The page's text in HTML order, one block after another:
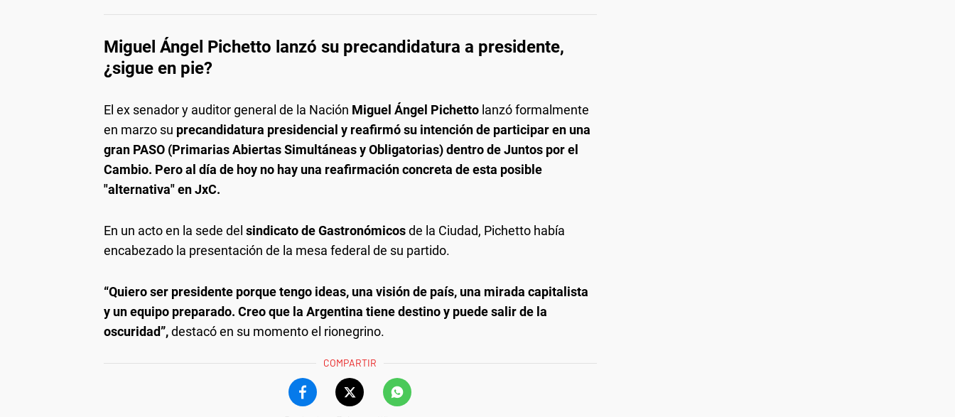
Miguel Ángel Pichetto lanzó su precandidatura a presidente,
¿sigue en pie?
El ex senador y auditor general de la Nación Miguel Ángel Pichetto lanzó formalmente
en marzo su precandidatura presidencial y reafirmó su intención de participar en una
gran PASO (Primarias Abiertas Simultáneas y Obligatorias) dentro de Juntos por el
Cambio. Pero al día de hoy no hay una reafirmación concreta de esta posible
"alternativa" en JxC.
En un acto en la sede del sindicato de Gastronómicosde la Ciudad, Pichetto había
encabezado la presentación de la mesa federal de su partido.
“Quiero ser presidente porque tengo ideas, una visión de país, una mirada capitalista
y un equipo preparado. Creo que la Argentina tiene destino y puede salir de la
oscuridad”,destacó en su momento el rionegrino.
COMPARTIR